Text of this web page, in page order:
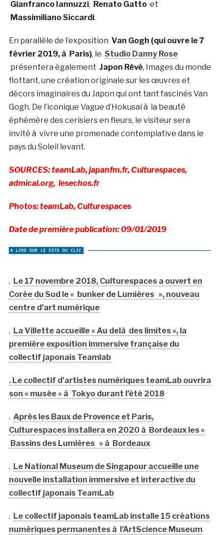
Gianfranco Iannuzzi, Renato Gattoet
Massimiliano Siccardi.
En parallèle de l’exposition Van Gogh (qui ouvre le 7
février 2019, à Paris), le Studio Danny Rose
présentera également Japon Rêvé, Images du monde
flottant, une création originale sur les œuvres et
décors imaginaires du Japon qui ont tant fascinés Van
Gogh. De l’iconique Vague d’Hokusai à la beauté
éphémère des cerisiers en fleurs, le visiteur sera
invité à vivre une promenade contemplative dans le
pays du Soleil levant.
SOURCES: teamLab, japanfm.fr, Culturespaces,
admical.org, lesechos.fr
Photos: teamLab, Culturespaces
Date de première publication: 09/01/2019
. Le 17 novembre 2018, Culturespaces a ouvert en
Corée du Sud le « bunker de Lumières », nouveau
centre d’art numérique
. La Villette accueille « Au delà des limites », la
première exposition immersive française du
collectif japonais Teamlab
. Le collectif d’artistes numériques teamLab ouvrira
son « musée » à Tokyo durant l’été 2018
. Après les Baux de Provence et Paris,
Culturespaces installera en 2020 à Bordeaux les «
Bassins des Lumières » à Bordeaux
. Le National Museum de Singapour accueille une
nouvelle installation immersive et interactive du
collectif japonais TeamLab
. Le collectif japonais teamLab installe 15 créations
numériques permanentes à l’ArtScience Museum